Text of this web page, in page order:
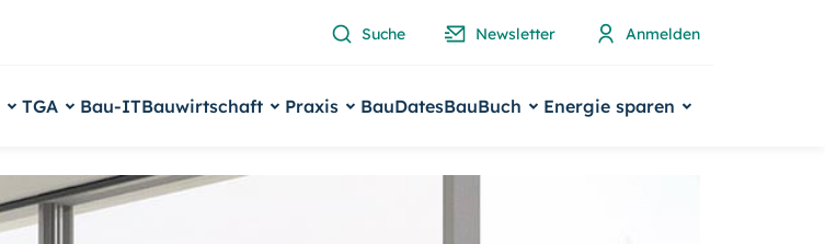
Suche Newsletter Anmelden
TGA Bau-ITBauwirtschaft Praxis BauDatesBauBuch Energie sparen